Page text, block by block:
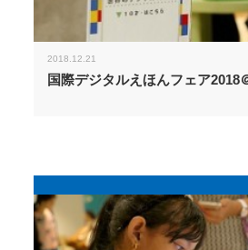
2018.12.21
国際デジタルえほんフェア2018